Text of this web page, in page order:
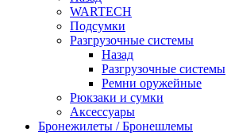
WARTECH
Подсумки
Разгрузочные системы
Назад
Разгрузочные системы
Ремни оружейные
Рюкзаки и сумки
Аксессуары
Бронежилеты / Бронешлемы